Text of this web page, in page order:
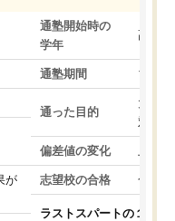
が
通塾開始時の
学年
高3
通塾期間 1～3
通った目的
大学
対策
偏差値の変化
志望校の合格 合格
ラストスパートの１か月